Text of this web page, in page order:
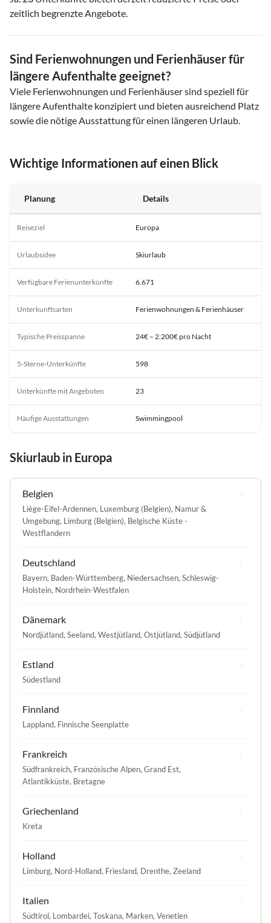
zeitlich begrenzte Angebote.
Sind Ferienwohnungen und Ferienhäuser für
längere Aufenthalte geeignet?
Viele Ferienwohnungen und Ferienhäuser sind speziell für
längere Aufenthalte konzipiert und bieten ausreichend Platz
sowie die nötige Ausstattung für einen längeren Urlaub.
Wichtige Informationen auf einen Blick
Planung Details
Reiseziel Europa
Urlaubsidee Skiurlaub
Verfügbare Ferienunterkünfte 6.671
Unterkunftsarten Ferienwohnungen & Ferienhäuser
Typische Preisspanne 24€ – 2.200€ pro Nacht
5-Sterne-Unterkünfte 598
Unterkünfte mit Angeboten 23
Häufige Ausstattungen Swimmingpool
Skiurlaub in Europa
Belgien
Liège-Eifel-Ardennen, Luxemburg (Belgien), Namur &
Umgebung, Limburg (Belgien), Belgische Küste -
Westflandern
Deutschland
Bayern, Baden-Württemberg, Niedersachsen, Schleswig-
Holstein, Nordrhein-Westfalen
Dänemark
Nordjütland, Seeland, Westjütland, Ostjütland, Südjütland
Estland
Südestland
Finnland
Lappland, Finnische Seenplatte
Frankreich
Südfrankreich, Französische Alpen, Grand Est,
Atlantikküste, Bretagne
Griechenland
Kreta
Holland
Limburg, Nord-Holland, Friesland, Drenthe, Zeeland
Italien
Südtirol, Lombardei, Toskana, Marken, Venetien